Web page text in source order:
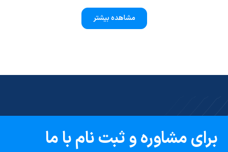
مشاهده بیشتر
برای مشاوره و ثبت نام با ما